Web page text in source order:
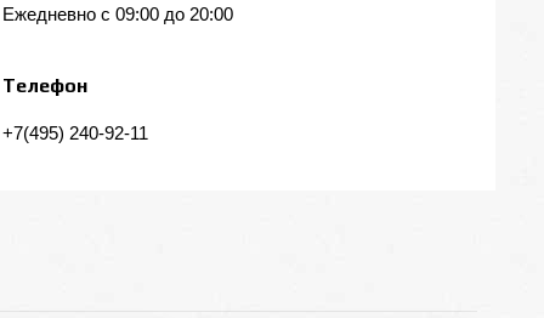
Ежедневно с 09:00 до 20:00
Телефон
+7(495) 240-92-11